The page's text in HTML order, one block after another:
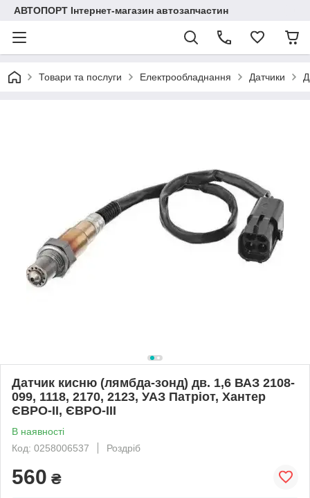
АВТОПОРТ Інтернет-магазин автозапчастин
Товари та послуги Електрообладнання Датчики
Датчик кисню (лямбда-зонд) дв. 1,6 ВАЗ 2108-
099, 1118, 2170, 2123, УАЗ Патріот, Хантер
ЄВРО-II, ЄВРО-III
В наявності
Код: 0258006537
Роздріб
560 ₴